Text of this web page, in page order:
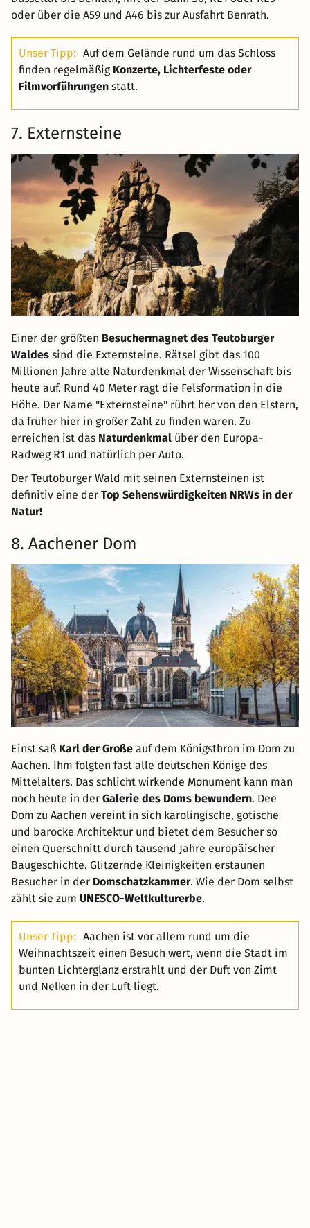
oder über die A59 und A46 bis zur Ausfahrt Benrath.
Unser Tipp: Auf dem Gelände rund um das Schloss
finden regelmäßig Konzerte, Lichterfeste oder
Filmvorführungen statt.
7. Externsteine
Einer der größten Besuchermagnet des Teutoburger
Waldes sind die Externsteine. Rätsel gibt das 100
Millionen Jahre alte Naturdenkmal der Wissenschaft bis
heute auf. Rund 40 Meter ragt die Felsformation in die
Höhe. Der Name "Externsteine" rührt her von den Elstern,
da früher hier in großer Zahl zu finden waren. Zu
erreichen ist das Naturdenkmal über den Europa-
Radweg R1 und natürlich per Auto.
Der Teutoburger Wald mit seinen Externsteinen ist
definitiv eine der Top Sehenswürdigkeiten NRWs in der
Natur!
8. Aachener Dom
Einst saß Karl der Große auf dem Königsthron im Dom zu
Aachen. Ihm folgten fast alle deutschen Könige des
Mittelalters. Das schlicht wirkende Monument kann man
noch heute in der Galerie des Doms bewundern. Dee
Dom zu Aachen vereint in sich karolingische, gotische
und barocke Architektur und bietet dem Besucher so
einen Querschnitt durch tausend Jahre europäischer
Baugeschichte. Glitzernde Kleinigkeiten erstaunen
Besucher in der Domschatzkammer. Wie der Dom selbst
zählt sie zum UNESCO-Weltkulturerbe.
Unser Tipp: Aachen ist vor allem rund um die
Weihnachtszeit einen Besuch wert, wenn die Stadt im
bunten Lichterglanz erstrahlt und der Duft von Zimt
und Nelken in der Luft liegt.